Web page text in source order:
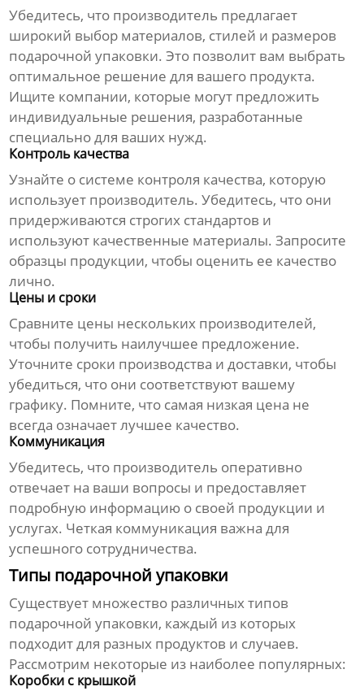
Убедитесь, что производитель предлагает
широкий выбор материалов, стилей и размеров
подарочной упаковки. Это позволит вам выбрать
оптимальное решение для вашего продукта.
Ищите компании, которые могут предложить
индивидуальные решения, разработанные
специально для ваших нужд.
Контроль качества
Узнайте о системе контроля качества, которую
использует производитель. Убедитесь, что они
придерживаются строгих стандартов и
используют качественные материалы. Запросите
образцы продукции, чтобы оценить ее качество
лично.
Цены и сроки
Сравните цены нескольких производителей,
чтобы получить наилучшее предложение.
Уточните сроки производства и доставки, чтобы
убедиться, что они соответствуют вашему
графику. Помните, что самая низкая цена не
всегда означает лучшее качество.
Коммуникация
Убедитесь, что производитель оперативно
отвечает на ваши вопросы и предоставляет
подробную информацию о своей продукции и
услугах. Четкая коммуникация важна для
успешного сотрудничества.
Типы подарочной упаковки
Существует множество различных типов
подарочной упаковки, каждый из которых
подходит для разных продуктов и случаев.
Рассмотрим некоторые из наиболее популярных:
Коробки с крышкой